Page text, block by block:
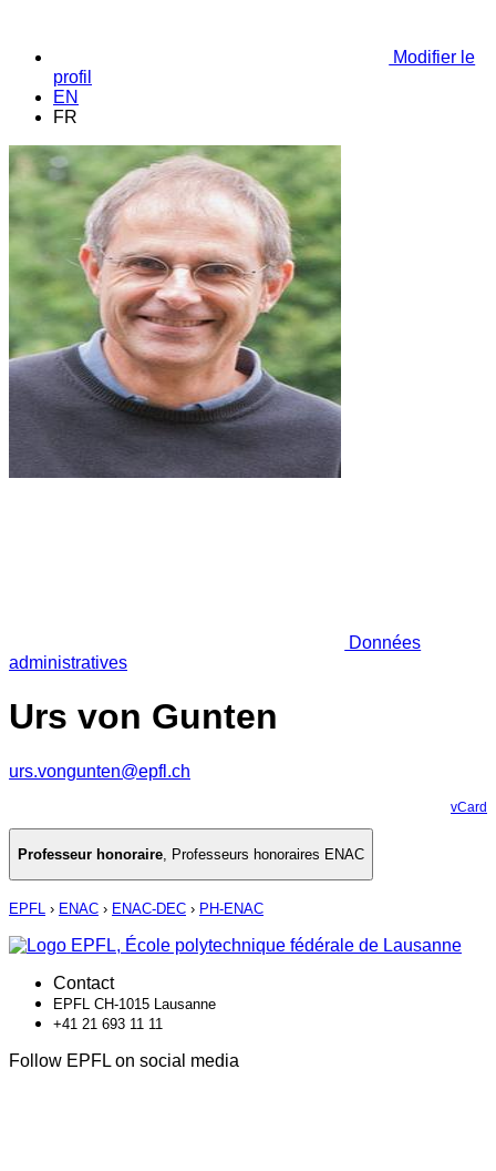
Modifier le
profil
EN
FR
Données
administratives
Urs von Gunten
urs.vongunten@epfl.ch
vCard
Professeur honoraire, Professeurs honoraires ENAC
EPFL › ENAC › ENAC-DEC › PH-ENAC
Contact
EPFL CH-1015 Lausanne
+41 21 693 11 11
Follow EPFL on social media